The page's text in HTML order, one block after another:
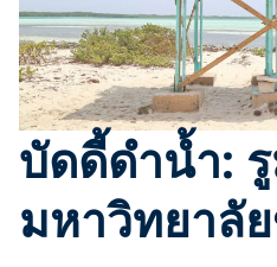
บัดดี้ดำน้ำ:
มหาวิทยาลั